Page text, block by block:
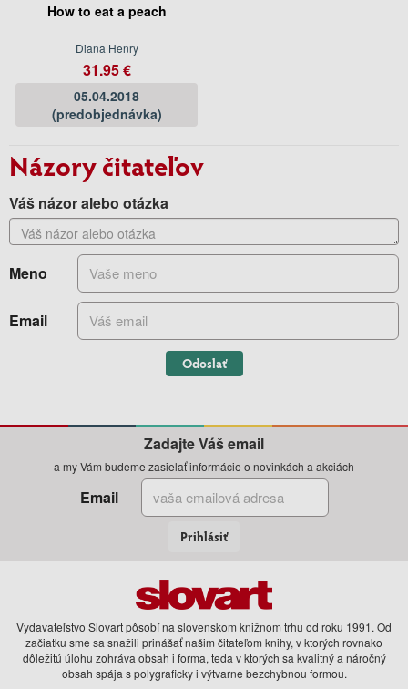
How to eat a peach
Diana Henry
31.95 €
05.04.2018
(predobjednávka)
Názory čitateľov
Váš názor alebo otázka
Meno
Email
Odoslať
Zadajte Váš email
a my Vám budeme zasielať informácie o novinkách a akciách
Email
Prihlásiť
Vydavateľstvo Slovart pôsobí na slovenskom knižnom trhu od roku 1991. Od
začiatku sme sa snažili prinášať našim čitateľom knihy, v ktorých rovnako
dôležitú úlohu zohráva obsah i forma, teda v ktorých sa kvalitný a náročný
obsah spája s polygraficky i výtvarne bezchybnou formou.